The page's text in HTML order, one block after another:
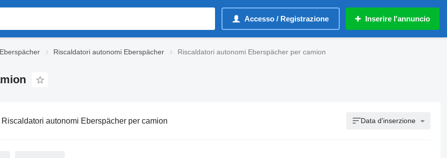
Accesso / Registrazione Inserire l'annuncio
Riscaldatori autonomi Eberspächer Riscaldatori autonomi Eberspächer per camion
Riscaldatori autonomi Eberspächer per camion Data d'inserzione